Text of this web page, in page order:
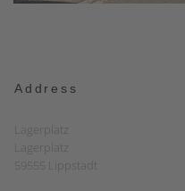
Address
Lagerplatz
Lagerplatz
59555 Lippstadt